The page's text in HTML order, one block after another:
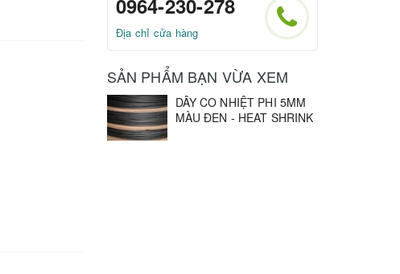
0964-230-278
Địa chỉ cửa hàng
SẢN PHẨM BẠN VỪA XEM
DÂY CO NHIỆT PHI 5MM
MÀU ĐEN - HEAT SHRINK